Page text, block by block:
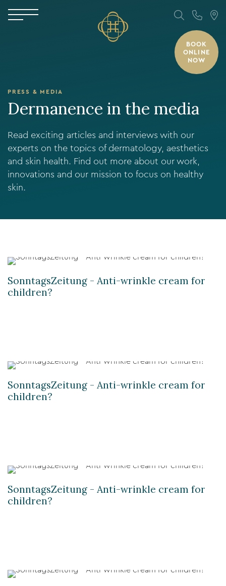
BOOK
ONLINE
NOW
PRESS & MEDIA
Dermanence in the media
Read exciting articles and interviews with our
experts on the topics of dermatology, aesthetics
and skin health. Find out more about our work,
innovations and our mission to focus on healthy
skin.
SonntagsZeitung - Anti-wrinkle cream for
children?
SonntagsZeitung - Anti-wrinkle cream for
children?
SonntagsZeitung - Anti-wrinkle cream for
children?